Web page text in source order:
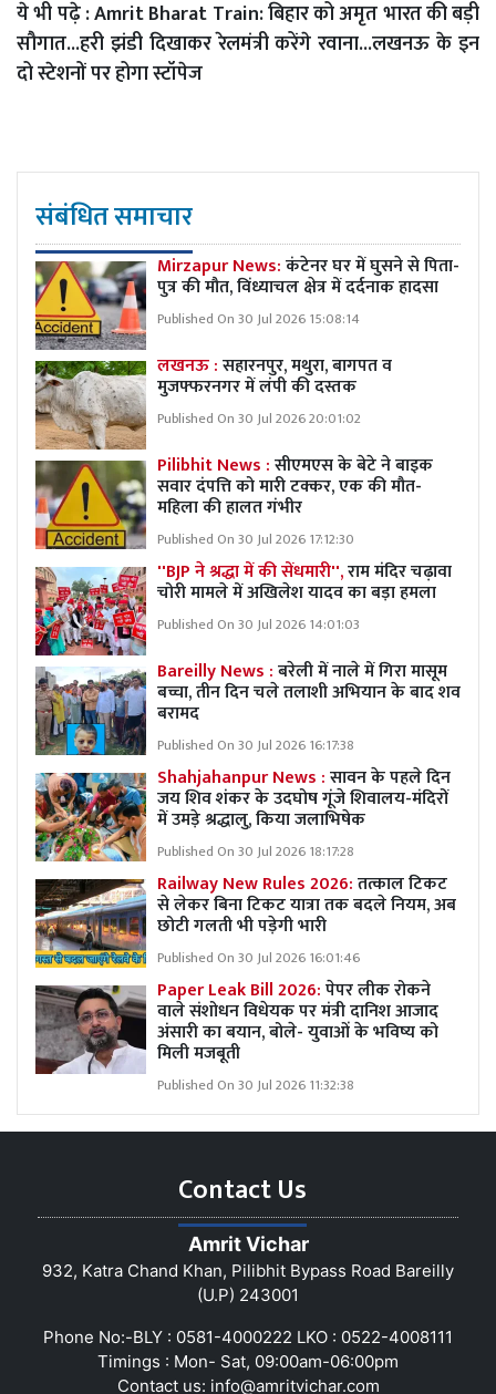
ये भी पढ़े :Amrit Bharat Train: बिहार को अमृत भारत की बड़ी
सौगात...हरी झंडी दिखाकर रेलमंत्री करेंगे रवाना...लखनऊ के इन
दो स्टेशनों पर होगा स्टॉपेज
संबंधित समाचार
Mirzapur News:कंटेनर घर में घुसने से पिता-
पुत्र की मौत, विंध्याचल क्षेत्र में दर्दनाक हादसा
Published On 30 Jul 2026 15:08:14
लखनऊ :सहारनपुर, मथुरा, बागपत व
मुजफ्फरनगर में लंपी की दस्तक
Published On 30 Jul 2026 20:01:02
Pilibhit News :सीएमएस के बेटे ने बाइक
सवार दंपत्ति को मारी टक्कर, एक की मौत-
महिला की हालत गंभीर
Published On 30 Jul 2026 17:12:30
''BJP ने श्रद्धा में की सेंधमारी'',राम मंदिर चढ़ावा
चोरी मामले में अखिलेश यादव का बड़ा हमला
Published On 30 Jul 2026 14:01:03
Bareilly News :बरेली में नाले में गिरा मासूम
बच्चा, तीन दिन चले तलाशी अभियान के बाद शव
बरामद
Published On 30 Jul 2026 16:17:38
Shahjahanpur News :सावन के पहले दिन
जय शिव शंकर के उदघोष गूंजे शिवालय-मंदिरों
में उमड़े श्रद्धालु, किया जलाभिषेक
Published On 30 Jul 2026 18:17:28
Railway New Rules 2026:तत्काल टिकट
से लेकर बिना टिकट यात्रा तक बदले नियम, अब
छोटी गलती भी पड़ेगी भारी
Published On 30 Jul 2026 16:01:46
Paper Leak Bill 2026:पेपर लीक रोकने
वाले संशोधन विधेयक पर मंत्री दानिश आजाद
अंसारी का बयान, बोले- युवाओं के भविष्य को
मिली मजबूती
Published On 30 Jul 2026 11:32:38
Contact Us
Amrit Vichar
932, Katra Chand Khan, Pilibhit Bypass Road Bareilly
(U.P) 243001
Phone No:-BLY : 0581-4000222 LKO : 0522-4008111
Timings : Mon- Sat, 09:00am-06:00pm
Contact us: info@amritvichar.com